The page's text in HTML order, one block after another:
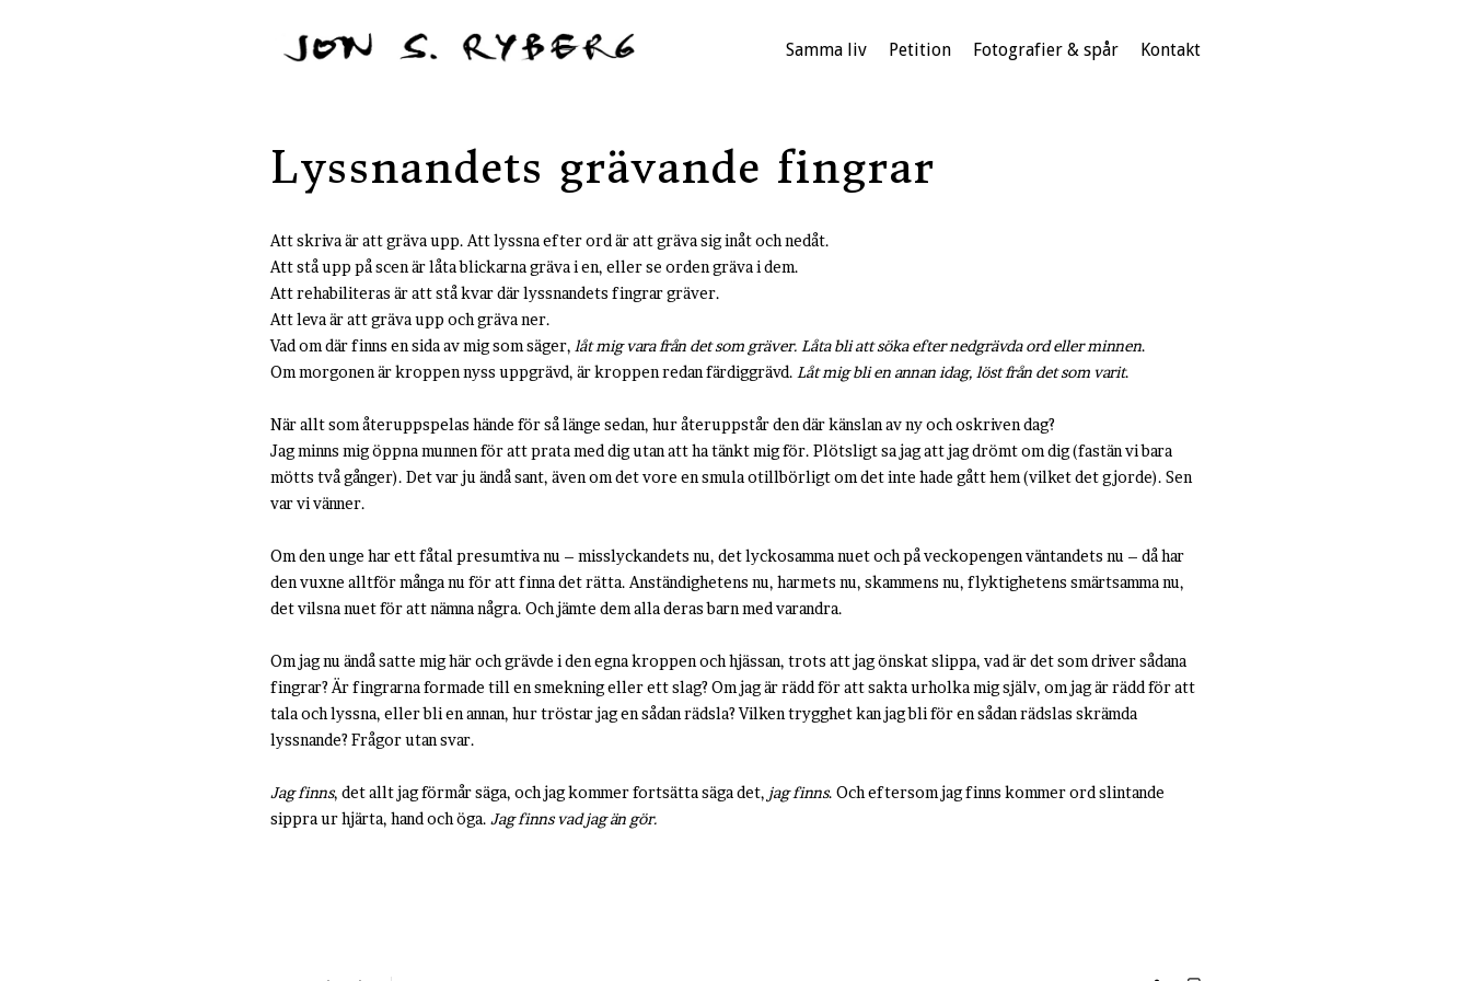
Samma liv Petition Fotografier & spår Kontakt
Lyssnandets grävande fingrar
Att skriva är att gräva upp. Att lyssna efter ord är att gräva sig inåt och nedåt.
Att stå upp på scen är låta blickarna gräva i en, eller se orden gräva i dem.
Att rehabiliteras är att stå kvar där lyssnandets fingrar gräver.
Att leva är att gräva upp och gräva ner.
Vad om där finns en sida av mig som säger, låt mig vara från det som gräver. Låta bli att söka efter nedgrävda ord eller minnen.
Om morgonen är kroppen nyss uppgrävd, är kroppen redan färdiggrävd. Låt mig bli en annan idag, löst från det som varit.
När allt som återuppspelas hände för så länge sedan, hur återuppstår den där känslan av ny och oskriven dag?
Jag minns mig öppna munnen för att prata med dig utan att ha tänkt mig för. Plötsligt sa jag att jag drömt om dig (fastän vi bara
mötts två gånger). Det var ju ändå sant, även om det vore en smula otillbörligt om det inte hade gått hem (vilket det gjorde). Sen
var vi vänner.
Om den unge har ett fåtal presumtiva nu – misslyckandets nu, det lyckosamma nuet och på veckopengen väntandets nu – då har
den vuxne alltför många nu för att finna det rätta. Anständighetens nu, harmets nu, skammens nu, flyktighetens smärtsamma nu,
det vilsna nuet för att nämna några. Och jämte dem alla deras barn med varandra.
Om jag nu ändå satte mig här och grävde i den egna kroppen och hjässan, trots att jag önskat slippa, vad är det som driver sådana
fingrar? Är fingrarna formade till en smekning eller ett slag? Om jag är rädd för att sakta urholka mig själv, om jag är rädd för att
tala och lyssna, eller bli en annan, hur tröstar jag en sådan rädsla? Vilken trygghet kan jag bli för en sådan rädslas skrämda
lyssnande? Frågor utan svar.
Jag finns, det allt jag förmår säga, och jag kommer fortsätta säga det, jag finns. Och eftersom jag finns kommer ord slintande
sippra ur hjärta, hand och öga. Jag finns vad jag än gör.